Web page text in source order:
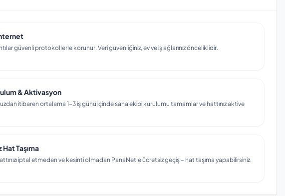
güvenli protokollerle korunur. Veri güvenliğiniz, ev ve iş ağlarınız önceliklidir.
& Aktivasyon
itibaren ortalama 1–3 iş günü içinde saha ekibi kurulumu tamamlar ve hattınız aktive
Taşıma
iptal etmeden ve kesinti olmadan PanaNet'e ücretsiz geçiş – hat taşıma yapabilirsiniz.